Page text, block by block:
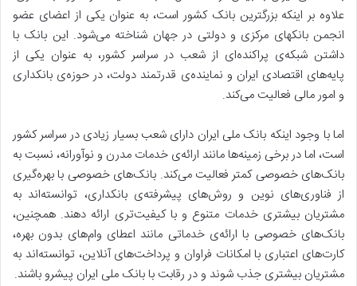
علاوه بر اینکه بزرگترین بانک کشور است، به عنوان یکی از اعضای عضو
انجمن بانکهای مرکزی و دولتی در جهان شناخته می‌شود. این بانک با
داشتن شبکه‌ی پراکنده‌ای از شعب در سراسر کشور، به عنوان یکی از
پایه‌های اقتصادی ایران و نماینده‌ی قدرتمند دولت، در حوزه‌ی بانکداری
و امور مالی فعالیت می‌کند.
اما با وجود اینکه بانک ملی ایران دارای شعب بسیار زیادی در سراسر کشور
است، اما در برخی زمینه‌ها مانند ارائه‌ی خدمات مدرن و نوآورانه، نسبت به
بانک‌های خصوصی کمتر فعالیت می‌کند. بانک‌های خصوصی با بهره‌گیری
از فناوری‌های نوین و روش‌های پیشرفته‌ی بانکداری، توانسته‌اند به
مشتریان بیشتری خدمات متنوع و با کیفیت‌تری ارائه دهند. همچنین،
بانک‌های خصوصی با ارائه‌ی خدماتی مانند اعطای وام‌های بدون بهره،
کارت‌های اعتباری با امکانات فراوان و پرداخت‌های آنلاین، توانسته‌اند به
مشتریان بیشتری جذب شوند و در رقابت با بانک ملی ایران پیشرو باشند.